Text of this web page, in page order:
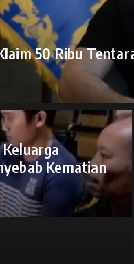
50 Ribu
Kematian